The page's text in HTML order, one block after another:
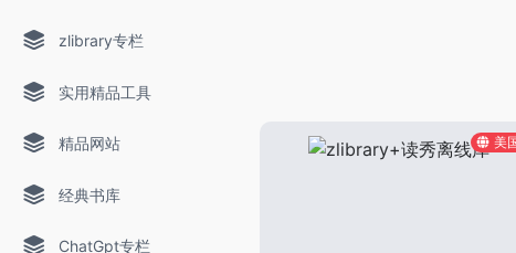
zlibrary专栏
实用精品工具
精品网站
经典书库
ChatGpt专栏
美